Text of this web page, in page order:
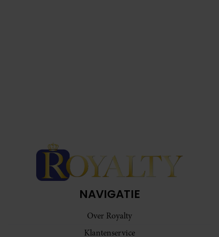
NAVIGATIE
Over Royalty
Klantenservice